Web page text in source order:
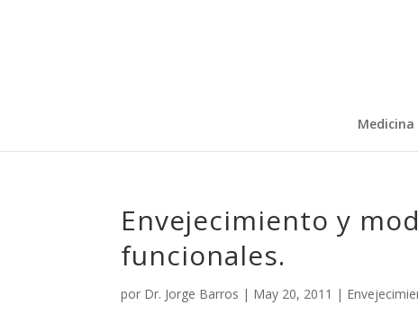
Envejecimiento y
funcionales.
por Dr. Jorge Barros | May 20, 2011 |